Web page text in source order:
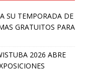
SU TEMPORADA DE
GRATUITOS PARA
2026 ABRE